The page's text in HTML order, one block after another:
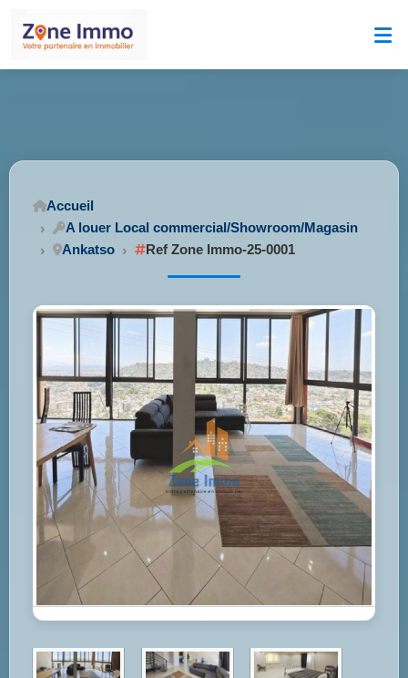
Accueil
A louer Local commercial/Showroom/Magasin
Ankatso
Ref Zone Immo-25-0001